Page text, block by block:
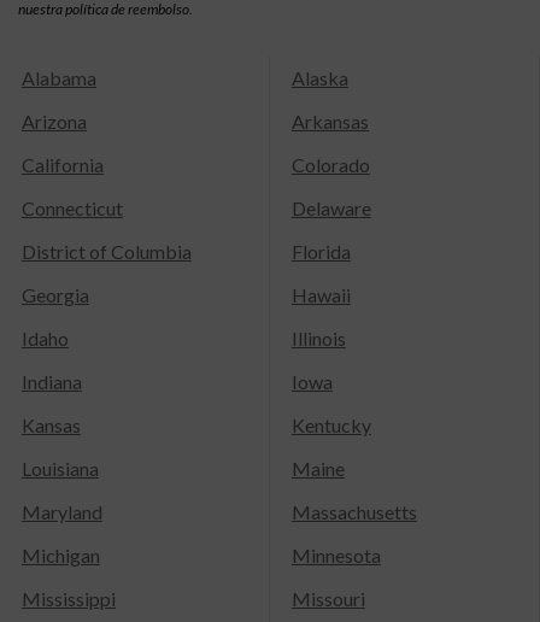
nuestra política de reembolso.
Alabama
Alaska
Arizona
Arkansas
California
Colorado
Connecticut
Delaware
District of Columbia
Florida
Georgia
Hawaii
Idaho
Illinois
Indiana
Iowa
Kansas
Kentucky
Louisiana
Maine
Maryland
Massachusetts
Michigan
Minnesota
Mississippi
Missouri